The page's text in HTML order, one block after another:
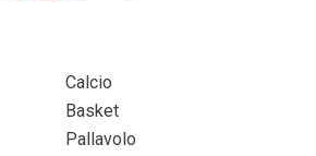
Calcio
Basket
Pallavolo